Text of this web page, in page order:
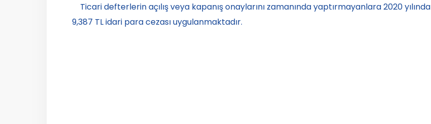
Ticari defterlerin açılış veya kapanış onaylarını zamanında yaptırmayanlara 2020 yılında
9,387 TL idari para cezası uygulanmaktadır.